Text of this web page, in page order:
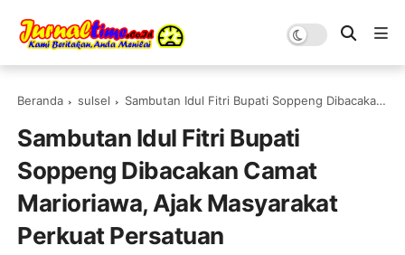
Beranda sulsel Sambutan Idul Fitri Bupati Soppeng Dibacakan Camat Marioriawa, Ajak Masyarakat Perkuat Persatuan
Sambutan Idul Fitri Bupati
Soppeng Dibacakan Camat
Marioriawa, Ajak Masyarakat
Perkuat Persatuan